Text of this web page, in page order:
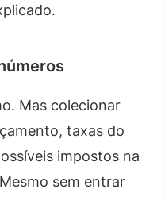
Mas colecionar
taxas do
impostos na
sem entrar